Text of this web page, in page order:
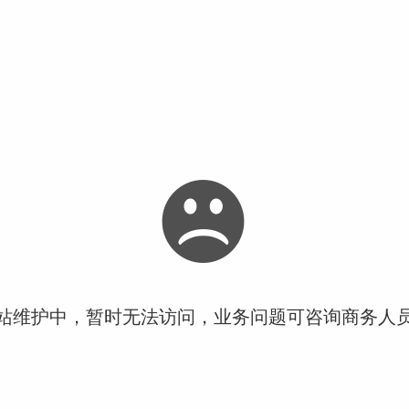
维护中，暂时无法访问，业务问题可咨询商务人